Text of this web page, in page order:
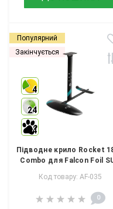
Популярний
Закінчується
4
24
4
Підводне крило Rocket
Combo для Falcon Foil
Код товару: AF-035
0